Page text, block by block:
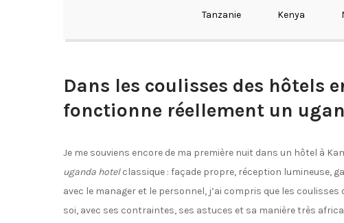
Tanzanie Kenya
Dans les coulisses des hôtels
fonctionne réellement un
Je me souviens encore de ma première nuit dans un hôtel à
uganda hotelclassique : façade propre, réception lumineuse,
avec le manager et le personnel, j’ai compris que les
soi, avec ses contraintes, ses astuces et sa manière très